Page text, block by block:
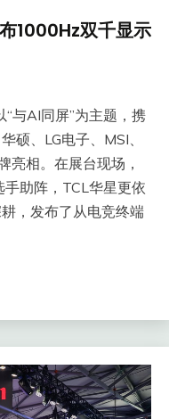
1000Hz双千显示
与AI同屏”为主题，携
硕、LG电子、MSI、
亮相。在展台现场，
助阵，TCL华星更依
，发布了从电竞终端